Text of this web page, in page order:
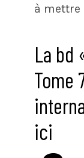
à mettre
La bd
Tome
ici